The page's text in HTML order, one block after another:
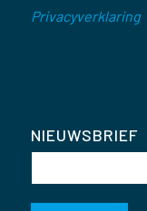
Privacyverklaring
NIEUWSBRIEF